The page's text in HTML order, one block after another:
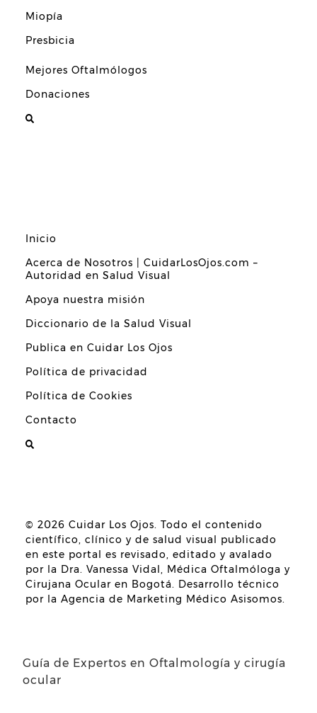
Miopía
Presbicia
Mejores Oftalmólogos
Donaciones
Inicio
Acerca de Nosotros | CuidarLosOjos.com –
Autoridad en Salud Visual
Apoya nuestra misión
Diccionario de la Salud Visual
Publica en Cuidar Los Ojos
Política de privacidad
Política de Cookies
Contacto
© 2026 Cuidar Los Ojos. Todo el contenido
científico, clínico y de salud visual publicado
en este portal es revisado, editado y avalado
por la Dra. Vanessa Vidal, Médica Oftalmóloga y
Cirujana Ocular en Bogotá. Desarrollo técnico
por la Agencia de Marketing Médico Asisomos.
Guía de Expertos en Oftalmología y cirugía
ocular